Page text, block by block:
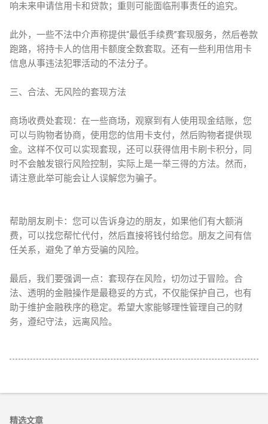
响未来申请信用卡和贷款；重则可能面临刑事责任的追究。
此外，一些不法中介声称提供“最低手续费”套现服务，然后卷款
跑路，将持卡人的信用卡额度全数套取。还有一些利用信用卡
信息从事违法犯罪活动的不法分子。
三、合法、无风险的套现方法
商场收费处套现：在一些商场，观察到有人使用现金结账，您
可以与购物者协商，使用您的信用卡支付，然后购物者提供现
金。这样不仅可以实现套现，还可以获得信用卡刷卡积分，同
时不会触发银行风险控制，实际上是一举三得的方法。然而，
请注意此举可能会让人误解您为骗子。
帮助朋友刷卡：您可以告诉身边的朋友，如果他们有大额消
费，可以找您帮忙代付，然后直接将钱付给您。朋友之间有信
任关系，避免了单方受骗的风险。
最后，我们要强调一点：套现存在风险，切勿过于冒险。合
法、透明的金融操作是最稳妥的方式，不仅能保护自己，也有
助于维护金融秩序的稳定。希望大家能够理性管理自己的财
务，遵纪守法，远离风险。
精选文章